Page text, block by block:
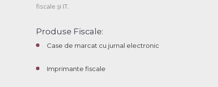
fiscale și IT.
Produse Fiscale:
Case de marcat cu jurnal electronic
Imprimante fiscale